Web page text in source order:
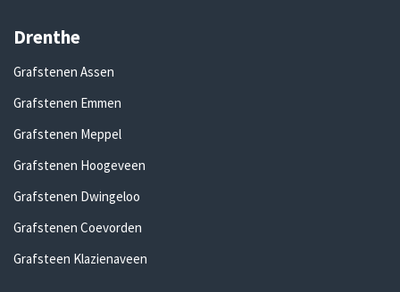
Drenthe
Grafstenen Assen
Grafstenen Emmen
Grafstenen Meppel
Grafstenen Hoogeveen
Grafstenen Dwingeloo
Grafstenen Coevorden
Grafsteen Klazienaveen